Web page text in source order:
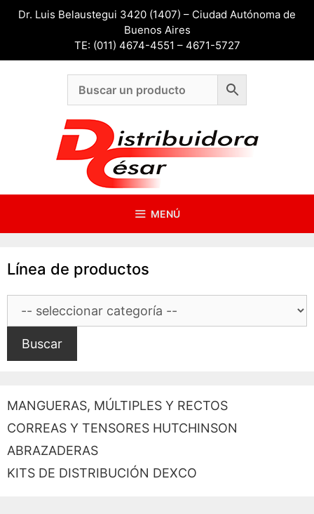
SaltarDr. Luis Belaustegui 3420 (1407) – Ciudad Autónoma de
Buenos Aires
TE: (011) 4674-4551 – 4671-5727
MENÚ
Línea de productos
Buscar
MANGUERAS, MÚLTIPLES Y RECTOS
CORREAS Y TENSORES HUTCHINSON
ABRAZADERAS
KITS DE DISTRIBUCIÓN DEXCO